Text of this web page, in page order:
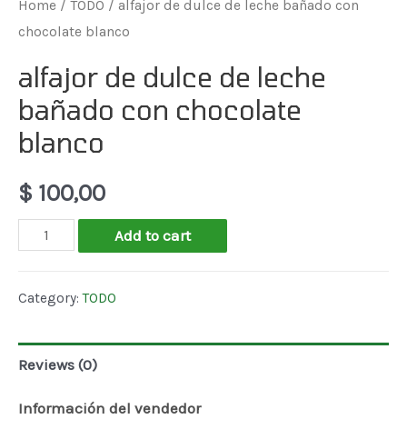
Home / TODO / alfajor de dulce de leche bañado con
chocolate blanco
alfajor de dulce de leche
bañado con chocolate
blanco
$ 100,00
alfajor
leche
bañado
con
Add to cart
Category:TODO
Reviews (0)
Información del vendedor